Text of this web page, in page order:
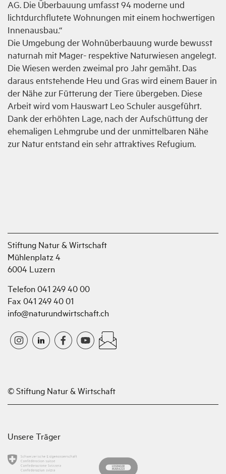
AG. Die Überbauung umfasst 94 moderne und
lichtdurchflutete Wohnungen mit einem hochwertigen
Innenausbau.“
Die Umgebung der Wohnüberbauung wurde bewusst
naturnah mit Mager- respektive Naturwiesen angelegt.
Die Wiesen werden zweimal pro Jahr gemäht. Das
daraus entstehende Heu und Gras wird einem Bauer in
der Nähe zur Fütterung der Tiere übergeben. Diese
Arbeit wird vom Hauswart Leo Schuler ausgeführt.
Dank der erhöhten Lage, nach der Aufschüttung der
ehemaligen Lehmgrube und der unmittelbaren Nähe
zur Natur entstand ein sehr attraktives Refugium.
Stiftung Natur & Wirtschaft
Mühlenplatz 4
6004 Luzern
Telefon 041 249 40 00
Fax 041 249 40 01
info@naturundwirtschaft.ch
© Stiftung Natur & Wirtschaft
Unsere Träger